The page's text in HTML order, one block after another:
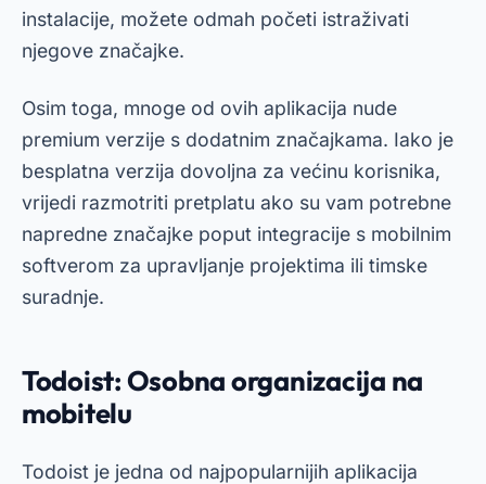
instalacije, možete odmah početi istraživati
njegove značajke.
Osim toga, mnoge od ovih aplikacija nude
premium verzije s dodatnim značajkama. Iako je
besplatna verzija dovoljna za većinu korisnika,
vrijedi razmotriti pretplatu ako su vam potrebne
napredne značajke poput integracije s mobilnim
softverom za upravljanje projektima ili timske
suradnje.
Todoist: Osobna organizacija na
mobitelu
Todoist je jedna od najpopularnijih aplikacija